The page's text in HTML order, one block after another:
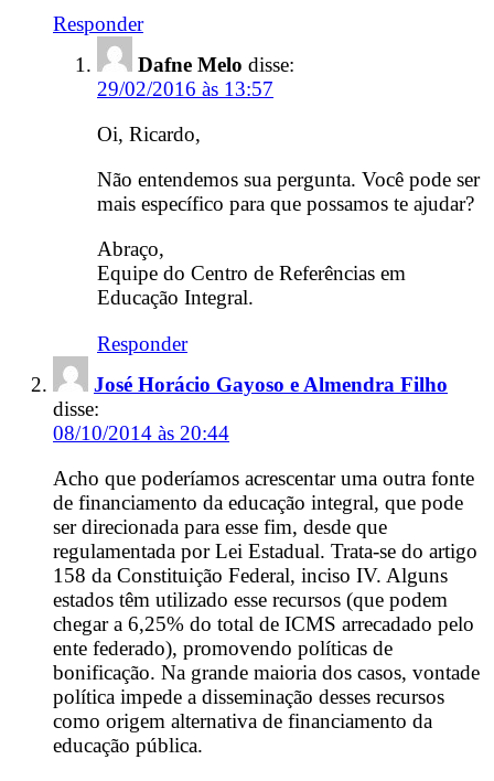
Responder
Dafne Melo disse:
29/02/2016 às 13:57
Oi, Ricardo,
Não entendemos sua pergunta. Você pode ser
mais específico para que possamos te ajudar?
Abraço,
Equipe do Centro de Referências em
Educação Integral.
Responder
José Horácio Gayoso e Almendra Filho
disse:
08/10/2014 às 20:44
Acho que poderíamos acrescentar uma outra fonte
de financiamento da educação integral, que pode
ser direcionada para esse fim, desde que
regulamentada por Lei Estadual. Trata-se do artigo
158 da Constituição Federal, inciso IV. Alguns
estados têm utilizado esse recursos (que podem
chegar a 6,25% do total de ICMS arrecadado pelo
ente federado), promovendo políticas de
bonificação. Na grande maioria dos casos, vontade
política impede a disseminação desses recursos
como origem alternativa de financiamento da
educação pública.